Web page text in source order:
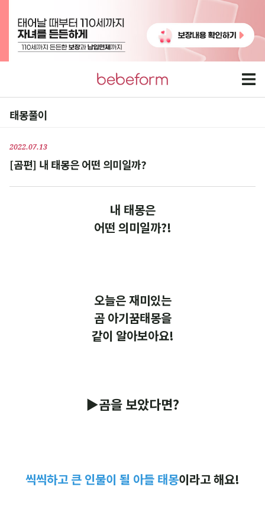
태몽풀이
2022.07.13
[곰편] 내 태몽은 어떤 의미일까?
내 태몽은
어떤 의미일까?!
오늘은 재미있는
곰 아기꿈태몽을
같이 알아보아요!
▶곰을 보았다면?
씩씩하고 큰 인물이 될 아들 태몽이라고 해요!